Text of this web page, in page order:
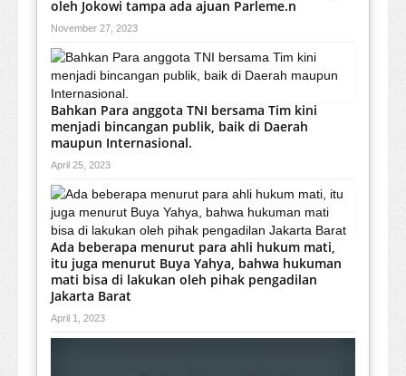
oleh Jokowi tampa ada ajuan Parleme.n
November 27, 2023
Bahkan Para anggota TNI bersama Tim kini
menjadi bincangan publik, baik di Daerah
maupun Internasional.
April 25, 2023
Ada beberapa menurut para ahli hukum mati,
itu juga menurut Buya Yahya, bahwa hukuman
mati bisa di lakukan oleh pihak pengadilan
Jakarta Barat
April 1, 2023